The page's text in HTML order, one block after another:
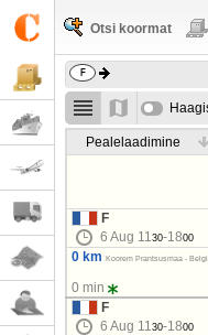
Otsi koormat
Pealelaadimine
F
6 Aug 1130-1800
0 km
Koorem Prantsusmaa -
0 min
F
6 Aug 1130-1800